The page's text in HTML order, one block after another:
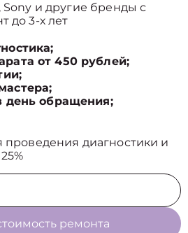
и другие бренды с
до 3-х лет
от 450 рублей;
день обращения;
проведения диагностики и
ремонта